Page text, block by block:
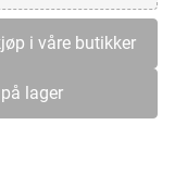
i våre butikker
lager